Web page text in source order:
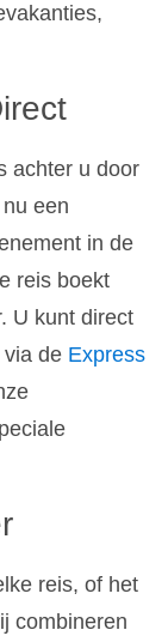
achter u door
een
in de
reis boekt
U kunt direct
de Express
reis, of het
combineren